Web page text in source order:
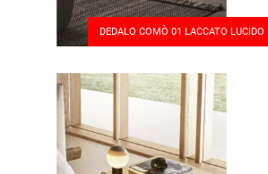
DEDALO COMÒ 01 LACCATO LUCIDO